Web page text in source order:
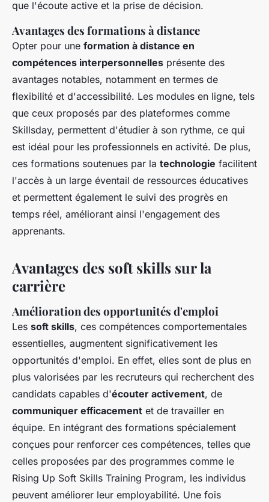
que l'écoute active et la prise de décision.
Avantages des formations à distance
Opter pour une formation à distance en
compétences interpersonnelles présente des
avantages notables, notamment en termes de
flexibilité et d'accessibilité. Les modules en ligne, tels
que ceux proposés par des plateformes comme
Skillsday, permettent d'étudier à son rythme, ce qui
est idéal pour les professionnels en activité. De plus,
ces formations soutenues par la technologie facilitent
l'accès à un large éventail de ressources éducatives
et permettent également le suivi des progrès en
temps réel, améliorant ainsi l'engagement des
apprenants.
Avantages des soft skills sur la
carrière
Amélioration des opportunités d'emploi
Les soft skills, ces compétences comportementales
essentielles, augmentent significativement les
opportunités d'emploi. En effet, elles sont de plus en
plus valorisées par les recruteurs qui recherchent des
candidats capables d'écouter activement, de
communiquer efficacement et de travailler en
équipe. En intégrant des formations spécialement
conçues pour renforcer ces compétences, telles que
celles proposées par des programmes comme le
Rising Up Soft Skills Training Program, les individus
peuvent améliorer leur employabilité. Une fois